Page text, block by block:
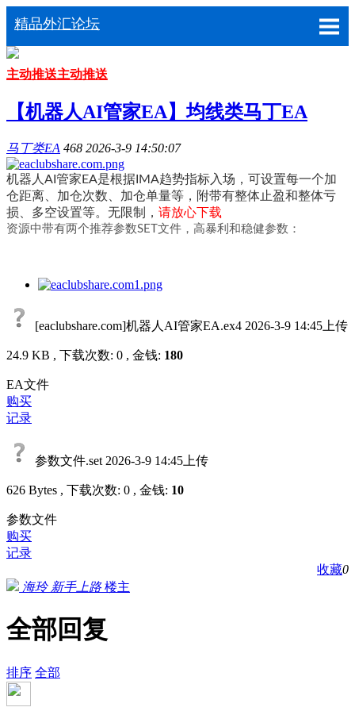
精品外汇论坛
主动推送主动推送
【机器人AI管家EA】均线类马丁EA
马丁类EA 468 2026-3-9 14:50:07
机器人AI管家EA是根据IMA趋势指标入场，可设置每一个加
仓距离、加仓次数、加仓单量等，附带有整体止盈和整体亏
损、多空设置等。无限制， 请放心下载
资源中带有两个推荐参数SET文件，高暴利和稳健参数：
[eaclubshare.com]机器人AI管家EA.ex4 2026-3-9 14:45上传
24.9 KB , 下载次数: 0 , 金钱: 180
EA文件
购买
记录
参数文件.set 2026-3-9 14:45上传
626 Bytes , 下载次数: 0 , 金钱: 10
参数文件
购买
记录
收藏0
海玲 新手上路 楼主
全部回复
排序 全部